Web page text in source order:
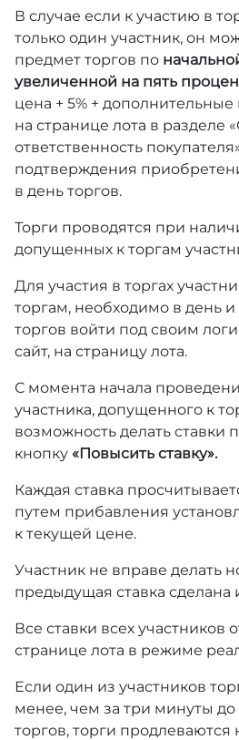
В случае если к участию в
только один участник, он
предмет торгов по
увеличенной на пять
цена + 5% +
на странице лота в разделе
ответственность
подтверждения
в день торгов.
Торги проводятся при
допущенных к торгам
Для участия в торгах
торгам, необходимо в день
торгов войти под своим
сайт, на страницу лота.
С момента начала
участника, допущенного к
возможность делать ставки
кнопку «Повысить ставку».
Каждая ставка
путем прибавления
к текущей цене.
Участник не вправе делать
предыдущая ставка сделана
Все ставки всех участников
странице лота в режиме
Если один из участников
менее, чем за три минуты
торгов, торги продлеваются